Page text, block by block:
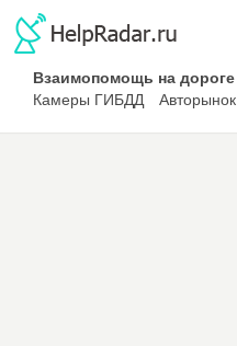
Взаимопомощь на дороге
Камеры ГИБДД
Авторынок